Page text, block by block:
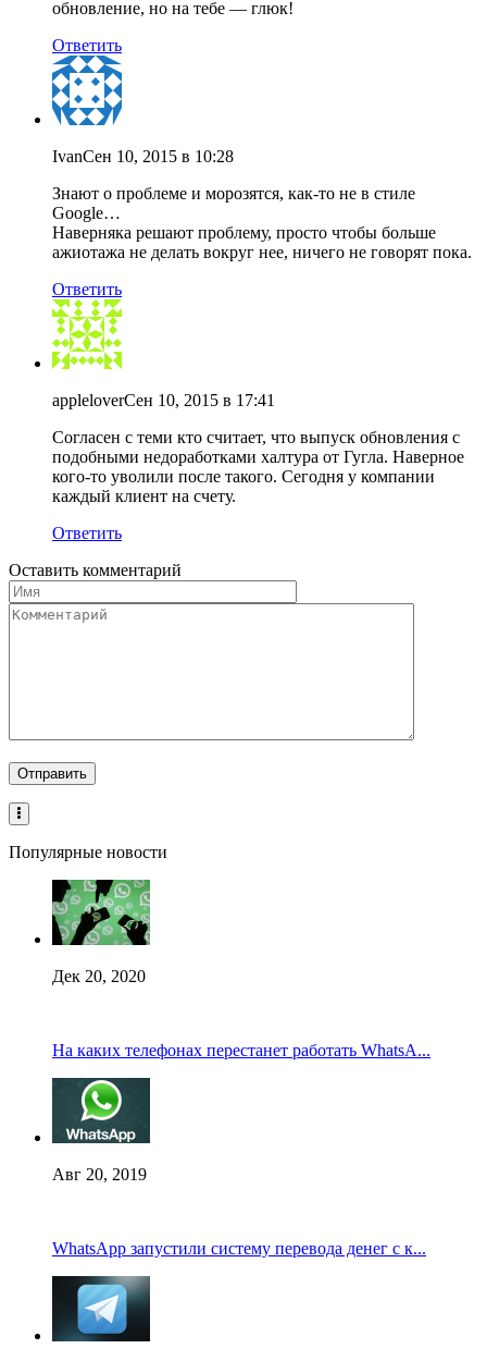
обновление, но на тебе — глюк!
Ответить
IvanСен 10, 2015 в 10:28
Знают о проблеме и морозятся, как-то не в стиле
Google…
Наверняка решают проблему, просто чтобы больше
ажиотажа не делать вокруг нее, ничего не говорят пока.
Ответить
appleloverСен 10, 2015 в 17:41
Согласен с теми кто считает, что выпуск обновления с
подобными недоработками халтура от Гугла. Наверное
кого-то уволили после такого. Сегодня у компании
каждый клиент на счету.
Ответить
Оставить комментарий
Популярные новости
Дек 20, 2020
На каких телефонах перестанет работать WhatsA...
Авг 20, 2019
WhatsApp запустили систему перевода денег с к...